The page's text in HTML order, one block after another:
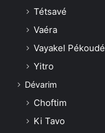
Tétsavé
Vaéra
Vayakel Pékoudé
Yitro
Dévarim
Choftim
Ki Tavo